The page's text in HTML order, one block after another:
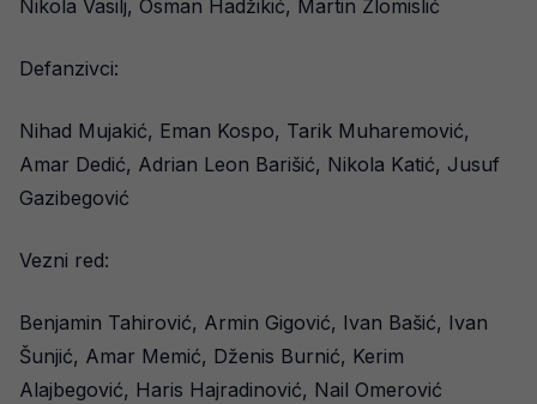
Nikola Vasilj, Osman Hadžikić, Martin Zlomislić
Defanzivci:
Nihad Mujakić, Eman Kospo, Tarik Muharemović,
Amar Dedić, Adrian Leon Barišić, Nikola Katić, Jusuf
Gazibegović
Vezni red:
Benjamin Tahirović, Armin Gigović, Ivan Bašić, Ivan
Šunjić, Amar Memić, Dženis Burnić, Kerim
Alajbegović, Haris Hajradinović, Nail Omerović